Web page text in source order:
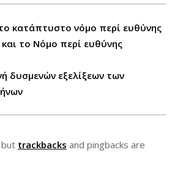
κατάπτυστο νόμο περί ευθύνης
το Νόμο περί ευθύνης
δυσμενών εξελίξεων των
trackbacks and pingbacks are